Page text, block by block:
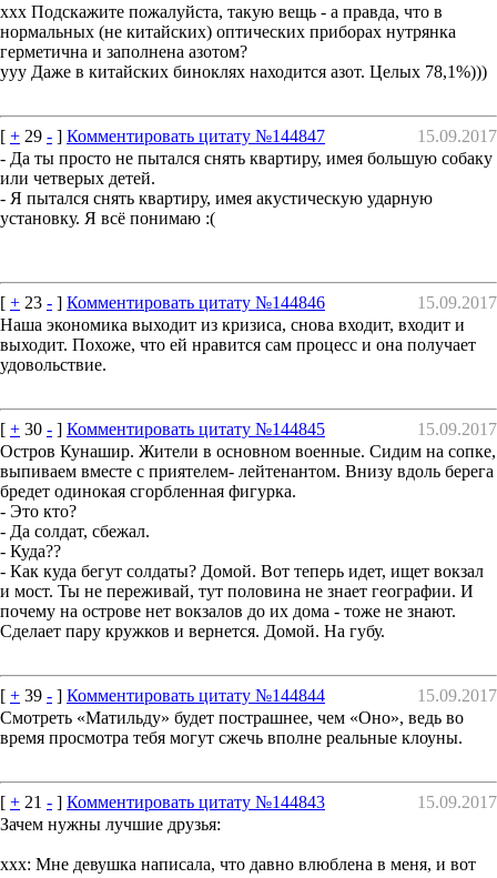
ххх Подскажите пожалуйста, такую вещь - а правда, что в
нормальных (не китайских) оптических приборах нутрянка
герметична и заполнена азотом?
yyy Даже в китайских биноклях находится азот. Целых 78,1%)))
[ + 29 - ] Комментировать цитату №144847
15.09.2017
- Да ты просто не пытался снять квартиру, имея большую собаку
или четверых детей.
- Я пытался снять квартиру, имея акустическую ударную
установку. Я всё понимаю :(
[ + 23 - ] Комментировать цитату №144846
15.09.2017
Наша экономика выходит из кризиса, снова входит, входит и
выходит. Похоже, что ей нравится сам процесс и она получает
удовольствие.
[ + 30 - ] Комментировать цитату №144845
15.09.2017
Остров Кунашир. Жители в основном военные. Сидим на сопке,
выпиваем вместе с приятелем- лейтенантом. Внизу вдоль берега
бредет одинокая сгорбленная фигурка.
- Это кто?
- Да солдат, сбежал.
- Куда??
- Как куда бегут солдаты? Домой. Вот теперь идет, ищет вокзал
и мост. Ты не переживай, тут половина не знает географии. И
почему на острове нет вокзалов до их дома - тоже не знают.
Сделает пару кружков и вернется. Домой. На губу.
[ + 39 - ] Комментировать цитату №144844
15.09.2017
Смотреть «Матильду» будет пострашнее, чем «Оно», ведь во
время просмотра тебя могут сжечь вполне реальные клоуны.
[ + 21 - ] Комментировать цитату №144843
15.09.2017
Зачем нужны лучшие друзья:
xxx: Мне девушка написала, что давно влюблена в меня, и вот